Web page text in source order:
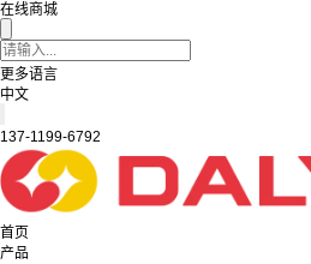
在线商城
更多语言
中文
137-1199-6792
首页
产品